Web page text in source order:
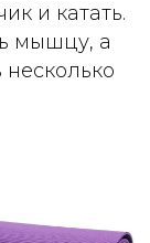
и катать.
мышцу, а